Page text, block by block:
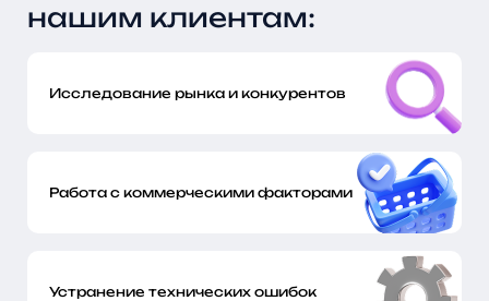
нашим клиентам:
Исследование рынка и конкурентов
Работа с коммерческими факторами
Устранение технических ошибок